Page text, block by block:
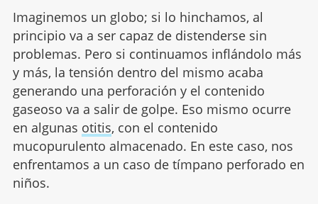
Imaginemos un globo; si lo hinchamos, al
principio va a ser capaz de distenderse sin
problemas. Pero si continuamos inflándolo más
y más, la tensión dentro del mismo acaba
generando una perforación y el contenido
gaseoso va a salir de golpe. Eso mismo ocurre
en algunas otitis, con el contenido
mucopurulento almacenado. En este caso, nos
enfrentamos a un caso de tímpano perforado en
niños.